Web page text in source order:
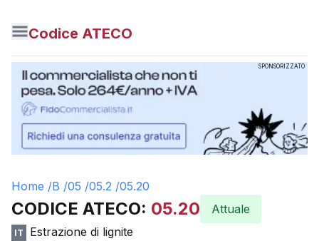
Codice ATECO
SPONSORIZZATO
Home /B /05 /05.2 /05.20
CODICE ATECO: 05.20 Attuale
IT Estrazione di lignite